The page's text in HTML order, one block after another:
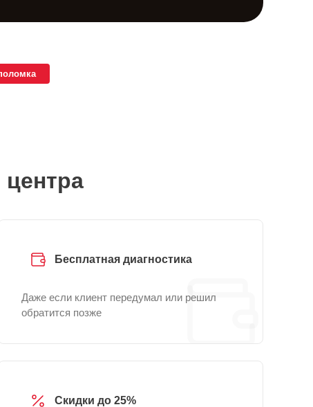
Бесплатная диагностика
Даже если клиент передумал или решил
обратится позже
Скидки до 25%